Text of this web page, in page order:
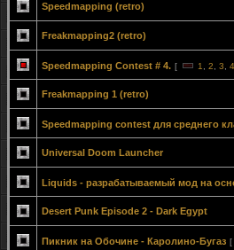
Speedmapping (retro)
Freakmapping2 (retro)
Speedmapping Contest # 4. [ 1 2 3 4
Freakmapping 1 (retro)
Speedmapping contest для среднего
Universal Doom Launcher
Liquids - разрабатываемый мод на
Desert Punk Episode 2 - Dark Egypt
Пикник на Обочине - Каролино-Бугаз [